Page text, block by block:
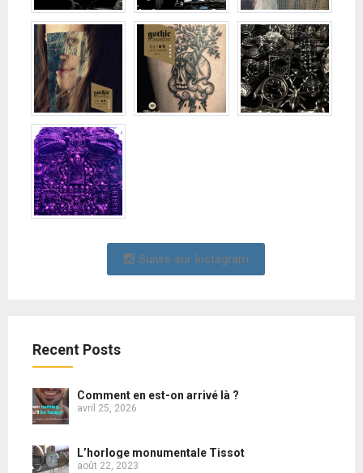
Suivre sur Instagram
Recent Posts
Comment en est-on arrivé là ?
avril 25, 2026
L’horloge monumentale Tissot
août 22, 2023